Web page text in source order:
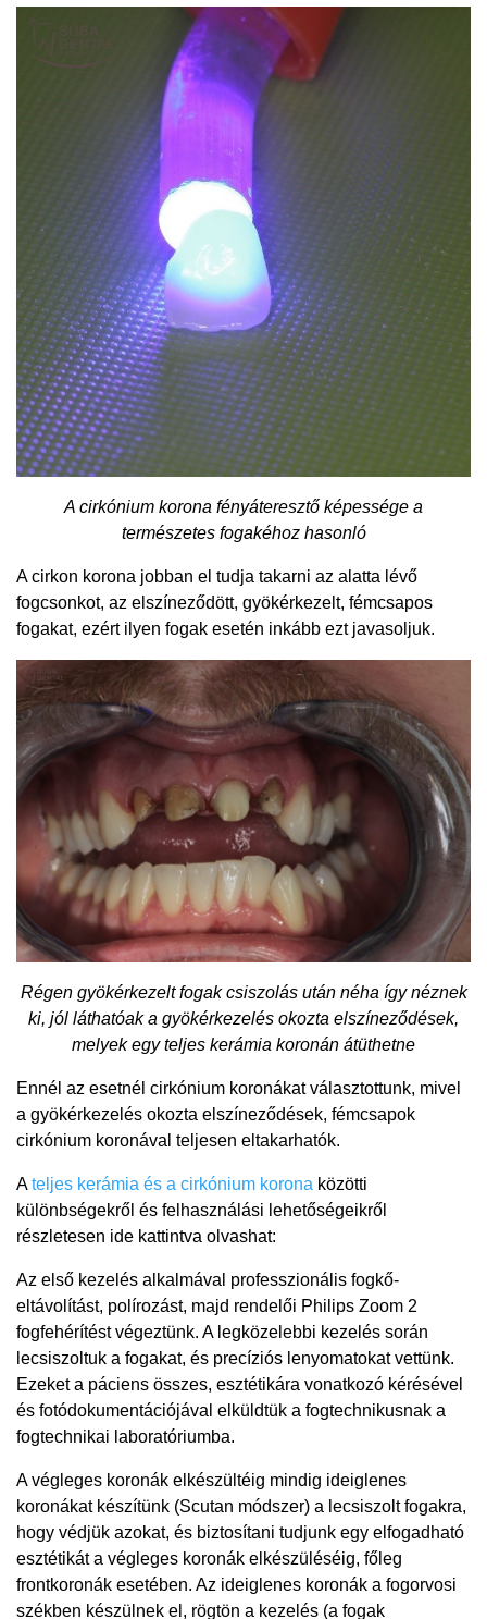
A cirkónium korona fényáteresztő képessége a
természetes fogakéhoz hasonló
A cirkon korona jobban el tudja takarni az alatta lévő
fogcsonkot, az elszíneződött, gyökérkezelt, fémcsapos
fogakat, ezért ilyen fogak esetén inkább ezt javasoljuk.
Régen gyökérkezelt fogak csiszolás után néha így néznek
ki, jól láthatóak a gyökérkezelés okozta elszíneződések,
melyek egy teljes kerámia koronán átüthetne
Ennél az esetnél cirkónium koronákat választottunk, mivel
a gyökérkezelés okozta elszíneződések, fémcsapok
cirkónium koronával teljesen eltakarhatók.
Ateljes kerámia és a cirkónium korona közötti
különbségekről és felhasználási lehetőségeikről
részletesen ide kattintva olvashat:
Az első kezelés alkalmával professzionális fogkő-
eltávolítást, polírozást, majd rendelői Philips Zoom 2
fogfehérítést végeztünk. A legközelebbi kezelés során
lecsiszoltuk a fogakat, és precíziós lenyomatokat vettünk.
Ezeket a páciens összes, esztétikára vonatkozó kérésével
és fotódokumentációjával elküldtük a fogtechnikusnak a
fogtechnikai laboratóriumba.
A végleges koronák elkészültéig mindig ideiglenes
koronákat készítünk (Scutan módszer) a lecsiszolt fogakra,
hogy védjük azokat, és biztosítani tudjunk egy elfogadható
esztétikát a végleges koronák elkészüléséig, főleg
frontkoronák esetében. Az ideiglenes koronák a fogorvosi
székben készülnek el, rögtön a kezelés (a fogak